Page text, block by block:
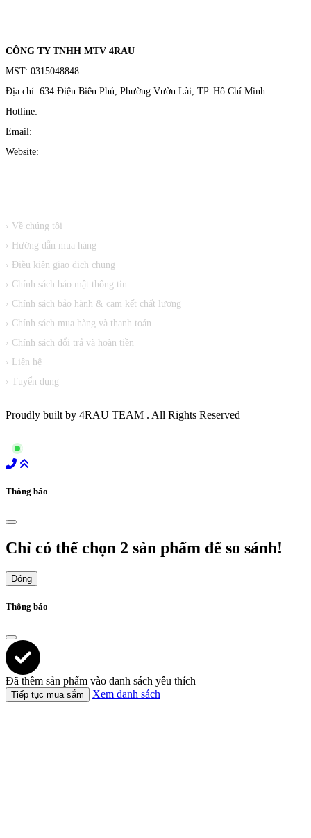
CÔNG TY TNHH MTV 4RAU
MST: 0315048848
Địa chỉ: 634 Điện Biên Phủ, Phường Vườn Lài, TP. Hồ Chí Minh
Hotline:
Email:
Website:
› Về chúng tôi
› Hướng dẫn mua hàng
› Điều kiện giao dịch chung
› Chính sách bảo mật thông tin
› Chính sách bảo hành & cam kết chất lượng
› Chính sách mua hàng và thanh toán
› Chính sách đổi trả và hoàn tiền
› Liên hệ
› Tuyển dụng
Proudly built by 4RAU TEAM . All Rights Reserved
Đang online:
Thông báo
Chỉ có thể chọn 2 sản phẩm để so sánh!
Đóng
Thông báo
Đã thêm sản phẩm vào danh sách yêu thích
Tiếp tục mua sắm Xem danh sách